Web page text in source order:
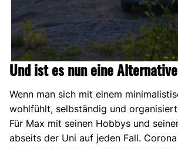
Roadtrip durch
Und ist es nun eine
Wenn man sich mit einem
wohlfühlt, selbständig und
Für Max mit seinen Hobbys und
abseits der Uni auf jeden Fall.